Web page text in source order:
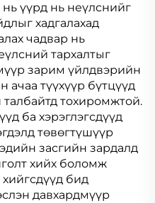
үүрд нь неүлснийг
хадгалахад
чадвар нь
тархалтыг
зарим үйлдвэрийн
ачаа түүхүүр бүтцүүд
тохиромжтой.
ба хэрэглэгсдүүд
төвөгтүшүүр
засгийн зардалд
хийх боломж
бид
давхардмүүр